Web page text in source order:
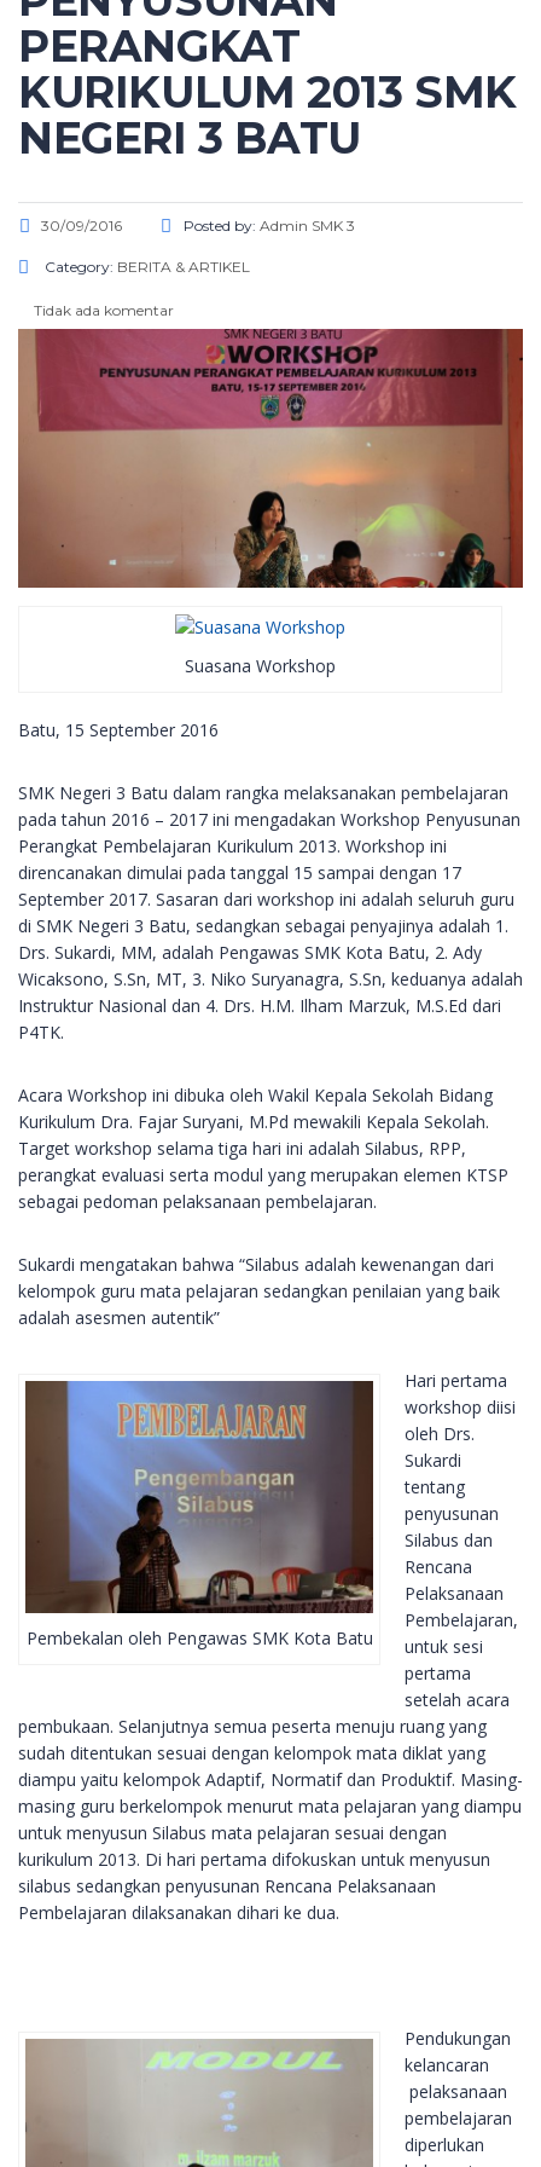
PERANGKAT
KURIKULUM 2013 SMK
NEGERI 3 BATU
30/09/2016 Posted by: Admin SMK 3
Category: BERITA & ARTIKEL
Tidak ada komentar
Suasana Workshop
Batu, 15 September 2016
SMK Negeri 3 Batu dalam rangka melaksanakan pembelajaran
pada tahun 2016 – 2017 ini mengadakan Workshop Penyusunan
Perangkat Pembelajaran Kurikulum 2013. Workshop ini
direncanakan dimulai pada tanggal 15 sampai dengan 17
September 2017. Sasaran dari workshop ini adalah seluruh guru
di SMK Negeri 3 Batu, sedangkan sebagai penyajinya adalah 1.
Drs. Sukardi, MM, adalah Pengawas SMK Kota Batu, 2. Ady
Wicaksono, S.Sn, MT, 3. Niko Suryanagra, S.Sn, keduanya adalah
Instruktur Nasional dan 4. Drs. H.M. Ilham Marzuk, M.S.Ed dari
P4TK.
Acara Workshop ini dibuka oleh Wakil Kepala Sekolah Bidang
Kurikulum Dra. Fajar Suryani, M.Pd mewakili Kepala Sekolah.
Target workshop selama tiga hari ini adalah Silabus, RPP,
perangkat evaluasi serta modul yang merupakan elemen KTSP
sebagai pedoman pelaksanaan pembelajaran.
Sukardi mengatakan bahwa “Silabus adalah kewenangan dari
kelompok guru mata pelajaran sedangkan penilaian yang baik
adalah asesmen autentik”
Pembekalan oleh Pengawas SMK Kota Batu
Hari pertama
workshop diisi
oleh Drs.
Sukardi
tentang
penyusunan
Silabus dan
Rencana
Pelaksanaan
Pembelajaran,
untuk sesi
pertama
setelah acara
pembukaan. Selanjutnya semua peserta menuju ruang yang
sudah ditentukan sesuai dengan kelompok mata diklat yang
diampu yaitu kelompok Adaptif, Normatif dan Produktif. Masing-
masing guru berkelompok menurut mata pelajaran yang diampu
untuk menyusun Silabus mata pelajaran sesuai dengan
kurikulum 2013. Di hari pertama difokuskan untuk menyusun
silabus sedangkan penyusunan Rencana Pelaksanaan
Pembelajaran dilaksanakan dihari ke dua.
Pendukungan
kelancaran
pelaksanaan
pembelajaran
diperlukan